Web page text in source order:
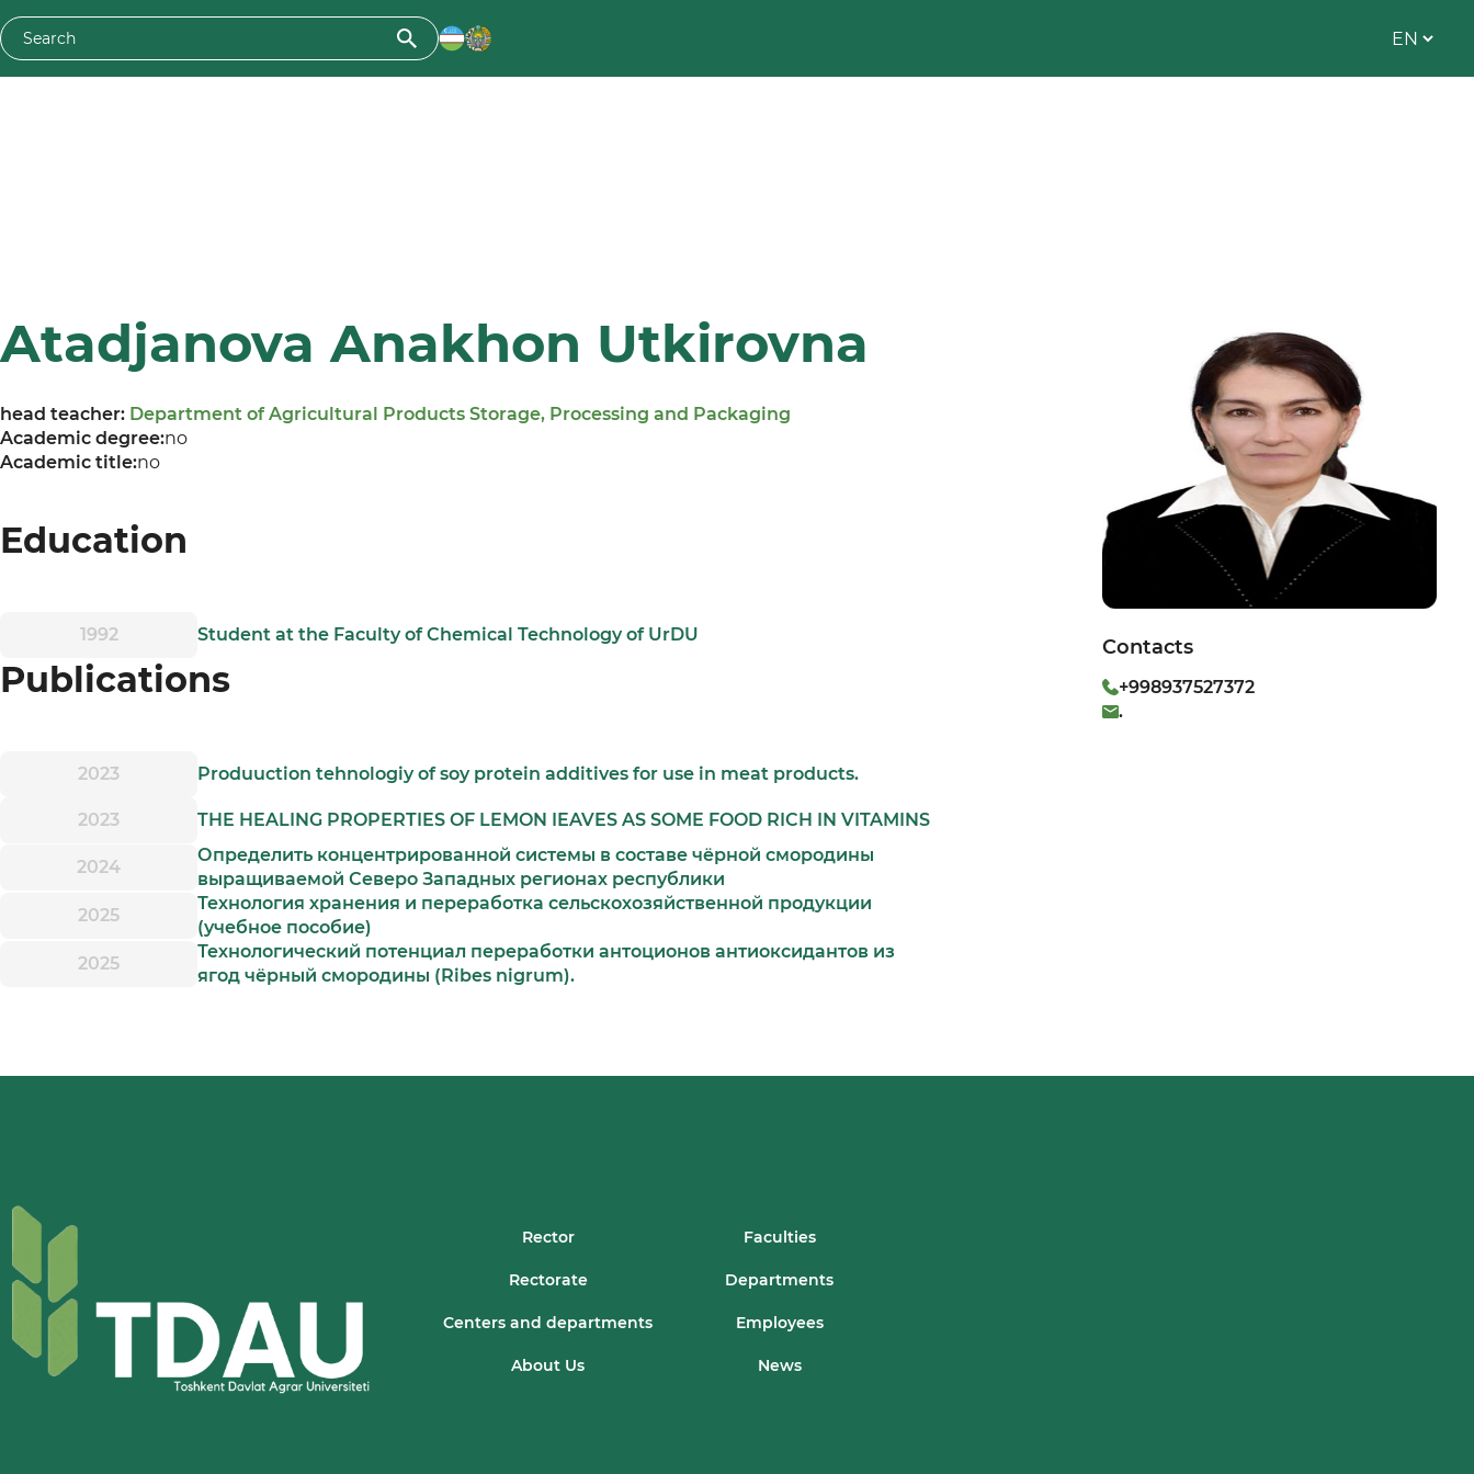
Atadjanova Anakhon Utkirovna
head teacher: Department of Agricultural Products Storage, Processing and Packaging
Academic degree:no
Academic title:no
Education
1992 Student at the Faculty of Chemical Technology of UrDU
Publications
2023 Produuction tehnologiy of soy protein additives for use in meat products.
2023 THE HEALING PROPERTIES OF LEMON IEAVES AS SOME FOOD RICH IN VITAMINS
2024
Определить концентрированной системы в составе чёрной смородины
выращиваемой Северо Западных регионах республики
2025
Технология хранения и переработка сельскохозяйственной продукции
(учебное пособие)
2025
Технологический потенциал переработки антоционов антиоксидантов из
ягод чёрный смородины (Ribes nigrum).
Contacts
+998937527372
.
Rector Faculties
Rectorate Departments
Centers and departments Employees
About Us News